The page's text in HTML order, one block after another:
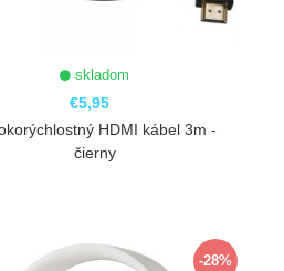
skladom
€5,95
ZOBRAZIŤ
HDMI kábel 3m -
čierny
-28%